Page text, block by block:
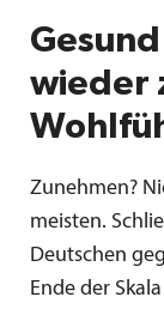
wieder
Zunehmen?
meisten.
Deutschen
Ende der